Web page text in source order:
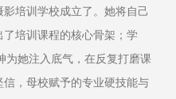
培训学校成立了。她将自己
培训课程的核心骨架；学
为她注入底气，在反复打磨课
，母校赋予的专业硬技能与